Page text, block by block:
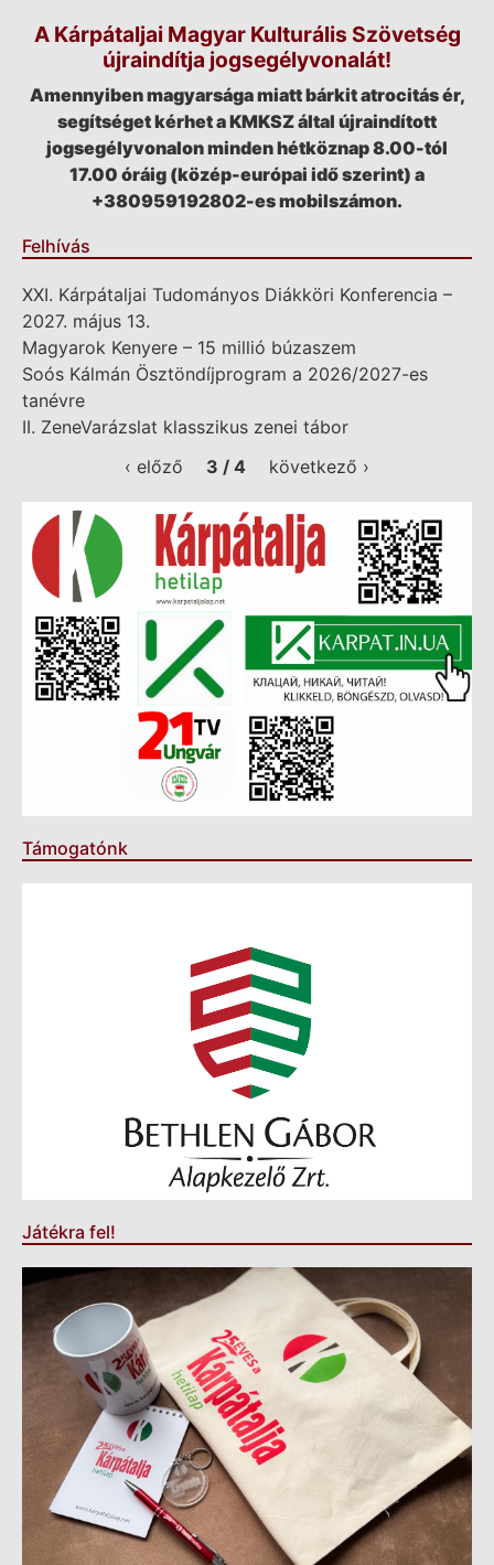
A Kárpátaljai Magyar Kulturális Szövetség
újraindítja jogsegélyvonalát!
Amennyiben magyarsága miatt bárkit atrocitás ér,
segítséget kérhet a KMKSZ által újraindított
jogsegélyvonalon minden hétköznap 8.00-tól
17.00 óráig (közép-európai idő szerint) a
+380959192802-es mobilszámon.
Felhívás
XXI. Kárpátaljai Tudományos Diákköri Konferencia –
2027. május 13.
Magyarok Kenyere – 15 millió búzaszem
Soós Kálmán Ösztöndíjprogram a 2026/2027-es
tanévre
II. ZeneVarázslat klasszikus zenei tábor
‹ előző
3 / 4 következő ›
Támogatónk
Játékra fel!